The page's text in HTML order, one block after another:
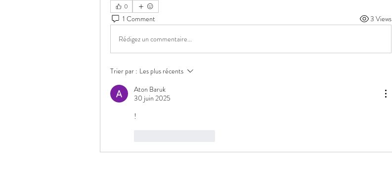
0
1 Comment 3 Views
Rédigez un commentaire...
Trier par : Les plus récents
Aton Baruk
30 juin 2025
!